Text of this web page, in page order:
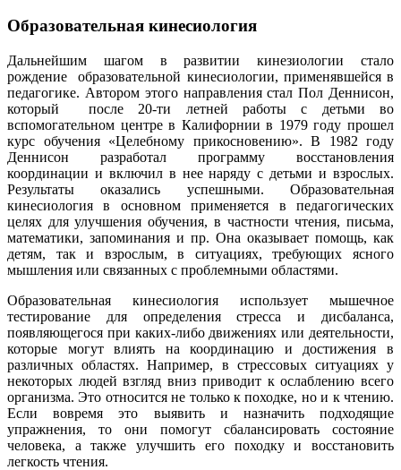
Образовательная кинесиология
Дальнейшим шагом в развитии кинезиологии стало
рождение образовательной кинесиологии, применявшейся в
педагогике. Автором этого направления стал Пол Деннисон,
который после 20-ти летней работы с детьми во
вспомогательном центре в Калифорнии в 1979 году прошел
курс обучения «Целебному прикосновению». В 1982 году
Деннисон разработал программу восстановления
координации и включил в нее наряду с детьми и взрослых.
Результаты оказались успешными. Образовательная
кинесиология в основном применяется в педагогических
целях для улучшения обучения, в частности чтения, письма,
математики, запоминания и пр. Она оказывает помощь, как
детям, так и взрослым, в ситуациях, требующих ясного
мышления или связанных с проблемными областями.
Образовательная кинесиология использует мышечное
тестирование для определения стресса и дисбаланса,
появляющегося при каких-либо движениях или деятельности,
которые могут влиять на координацию и достижения в
различных областях. Например, в стрессовых ситуациях у
некоторых людей взгляд вниз приводит к ослаблению всего
организма. Это относится не только к походке, но и к чтению.
Если вовремя это выявить и назначить подходящие
упражнения, то они помогут сбалансировать состояние
человека, а также улучшить его походку и восстановить
легкость чтения.